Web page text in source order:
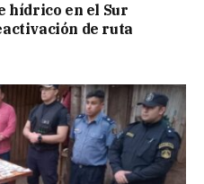
hídrico en el Sur
de ruta